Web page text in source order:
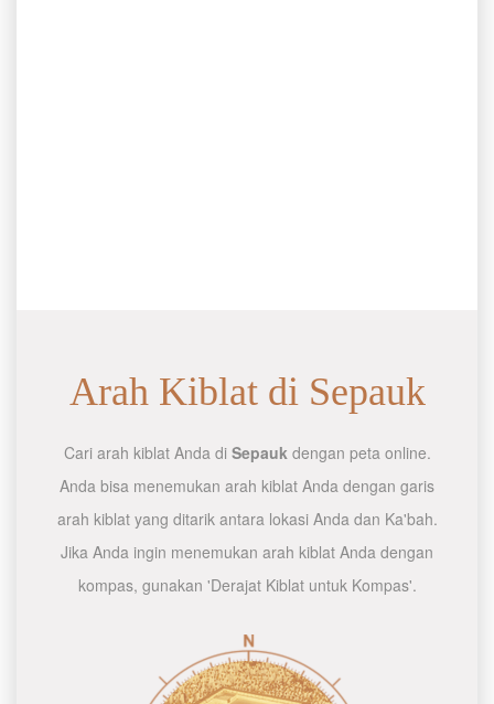
Arah Kiblat di Sepauk
Cari arah kiblat Anda di Sepaukdengan peta online.
Anda bisa menemukan arah kiblat Anda dengan garis
arah kiblat yang ditarik antara lokasi Anda dan Ka'bah.
Jika Anda ingin menemukan arah kiblat Anda dengan
kompas, gunakan 'Derajat Kiblat untuk Kompas'.